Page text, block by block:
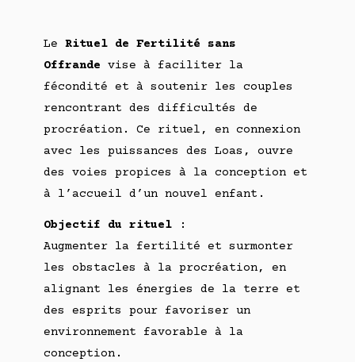
Le Rituel de Fertilité sans
Offrande vise à faciliter la
fécondité et à soutenir les couples
rencontrant des difficultés de
procréation. Ce rituel, en connexion
avec les puissances des Loas, ouvre
des voies propices à la conception et
à l’accueil d’un nouvel enfant.
Objectif du rituel :
Augmenter la fertilité et surmonter
les obstacles à la procréation, en
alignant les énergies de la terre et
des esprits pour favoriser un
environnement favorable à la
conception.